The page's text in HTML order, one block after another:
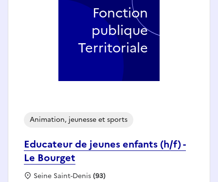
Educateur de jeunes enfants (h/f) -
Le Bourget
Animation, jeunesse et sports
Localisation :
Seine Saint-Denis(93)
Fonction
publique
Territoriale